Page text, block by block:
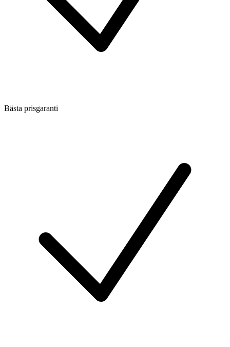
Bästa prisgaranti